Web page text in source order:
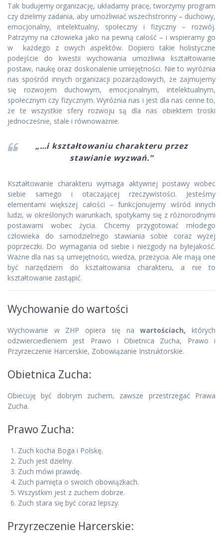
Tak budujemy organizację, układamy pracę, tworzymy program
czy dzielimy zadania, aby umożliwiać wszechstronny – duchowy,
emocjonalny, intelektualny, społeczny i fizyczny – rozwój.
Patrzymy na człowieka jako na pewną całość – i wspieramy go
w każdego z owych aspektów. Dopiero takie holistyczne
podejście do kwestii wychowania umożliwia kształtowanie
postaw, naukę oraz doskonalenie umiejętności. Nie to wyróżnia
nas spośród innych organizacji pozarządowych, że zajmujemy
się rozwojem duchowym, emocjonalnym, intelektualnym,
społecznym czy fizycznym. Wyróżnia nas i jest dla nas cenne to,
że te wszystkie sfery rozwoju są dla nas obiektem troski
jednocześnie, stale i równoważnie.
„…i kształtowaniu charakteru przez
stawianie wyzwań.”
Kształtowanie charakteru wymaga aktywnej postawy wobec
siebie samego i otaczającej rzeczywistości. Jesteśmy
elementami większej całości – funkcjonujemy wśród innych
ludzi, w określonych warunkach, spotykamy się z różnorodnymi
postawami wobec życia. Chcemy przygotować młodego
człowieka do samodzielnego stawiania sobie coraz wyżej
poprzeczki. Do wymagania od siebie i niezgody na bylejakość.
Ważne dla nas są umiejętności, wiedza, przeżycia. Ale mają one
być narzędziem do kształtowania charakteru, a nie to
kształtowanie zastąpić.
Wychowanie do wartości
Wychowanie w ZHP opiera się nawartościach,których
odzwierciedleniem jest Prawo i Obietnica Zucha, Prawo i
Przyrzeczenie Harcerskie, Zobowiązanie Instruktorskie.
Obietnica Zucha:
Obiecuję być dobrym zuchem, zawsze przestrzegać Prawa
Zucha.
Prawo Zucha:
Zuch kocha Boga i Polskę.
Zuch jest dzielny.
Zuch mówi prawdę.
Zuch pamięta o swoich obowiązkach.
Wszystkim jest z zuchem dobrze.
Zuch stara się być coraz lepszy.
Przyrzeczenie Harcerskie: